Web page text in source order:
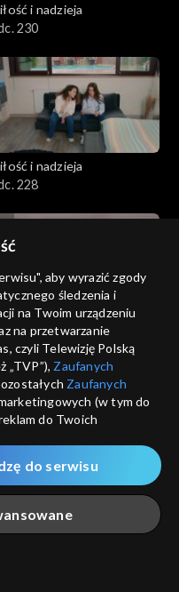
i nadzieja
230
i nadzieja
228
i nadzieja
226
i nadzieja
odc. 224
aby wyrazić zgody
śledzenia i
na Twoim urządzeniu
na przetwarzanie
czyli Telewizję Polską
„TVP”), Zaufanych
Zaufanych
(w tym do
do Twoich
na udostępnianie
odwiedzania przez
zwanych dalej
za pomocą
do serwisu